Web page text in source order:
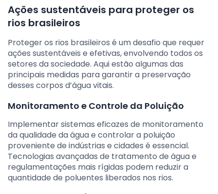
Ações sustentáveis para proteger os
rios brasileiros
Proteger os rios brasileiros é um desafio que requer
ações sustentáveis e efetivas, envolvendo todos os
setores da sociedade. Aqui estão algumas das
principais medidas para garantir a preservação
desses corpos d’água vitais.
Monitoramento e Controle da Poluição
Implementar sistemas eficazes de monitoramento
da qualidade da água e controlar a poluição
proveniente de indústrias e cidades é essencial.
Tecnologias avançadas de tratamento de água e
regulamentações mais rígidas podem reduzir a
quantidade de poluentes liberados nos rios.